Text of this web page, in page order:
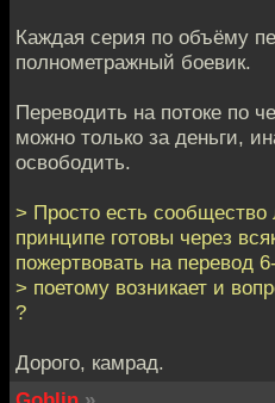
Каждая серия по объёму
полнометражный боевик.
Переводить на потоке по
можно только за деньги,
освободить.
> Просто есть
принципе готовы через
пожертвовать на перевод
> поетому возникает и
?
Дорого, камрад.